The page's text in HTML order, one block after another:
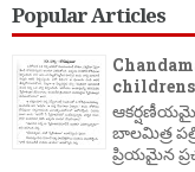
Popular Articles
బాలమిత్ర
ప్రియమైన